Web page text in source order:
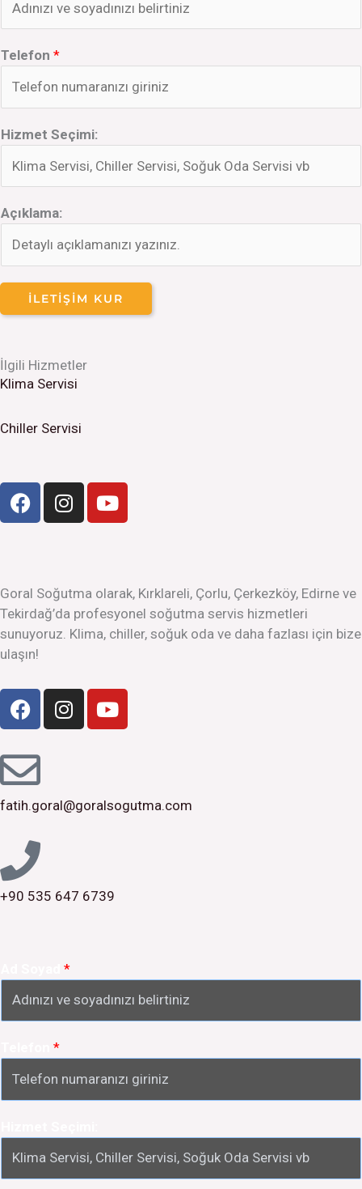
Telefon *
Hizmet Seçimi:
Açıklama:
İLETIŞIM KUR
İlgili Hizmetler
Klima Servisi
Chiller Servisi
F
a
o
o
k
I
n
g
r
a
Y
o
b
e
Goral Soğutma olarak, Kırklareli, Çorlu, Çerkezköy, Edirne ve
Tekirdağ’da profesyonel soğutma servis hizmetleri
sunuyoruz. Klima, chiller, soğuk oda ve daha fazlası için bize
ulaşın!
F
a
e
b
o
k
I
n
g
r
Y
o
b
fatih.goral@goralsogutma.com
+90 535 647 6739
*
*